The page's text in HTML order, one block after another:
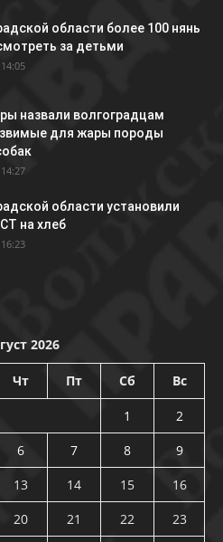
области более 100 нянь
за детьми
назвали волгоградцам
для жары породы
области установили
на хлеб
2026
Чт Пт Сб Вс
1
2
6 7 8
9
13 14 15
16
20 21 22
23